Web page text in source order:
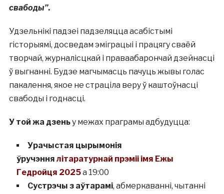
свабоды”.
Удзельнікі падзеі падзеляцца асабістымі
гісторыямі, досведам эміграцыі і працягу сваёй
творчай, журналісцкай і праваабарончай дзейнасці
ў выгнанні. Будзе магчымасць пачуць жывы голас
пакалення, якое не страціла веру ў каштоўнасці
свабоды і годнасці.
У той жа дзеньу межах праграмы адбудуцца:
Урачыстая цырымонія
ўручэння літаратурнай прэміі імя Ежы
Гедройця 2025а 19:00
Сустрэчы з аўтарамі, абмеркаванні, чытанні